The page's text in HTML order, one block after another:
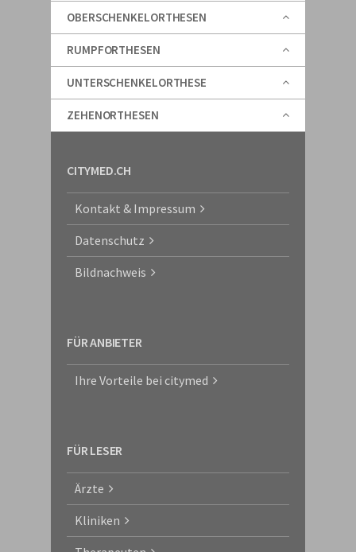
OBERSCHENKELORTHESEN
RUMPFORTHESEN
UNTERSCHENKELORTHESE
ZEHENORTHESEN
CITYMED.CH
Kontakt & Impressum
Datenschutz
Bildnachweis
FÜR ANBIETER
Ihre Vorteile bei citymed
FÜR LESER
Ärzte
Kliniken